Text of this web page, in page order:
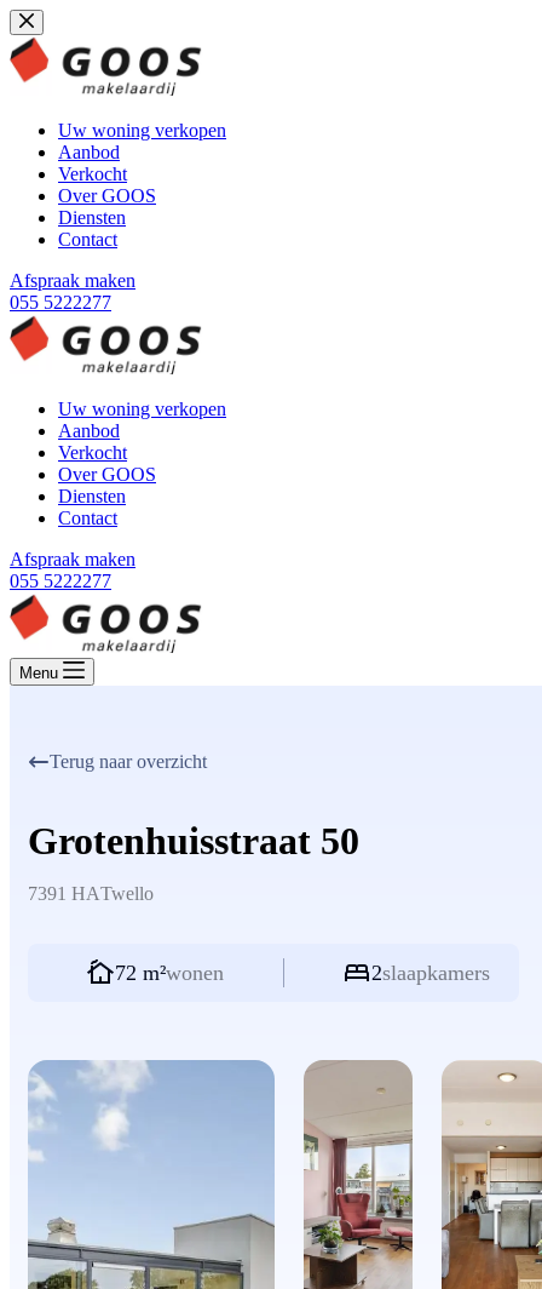
Ga
naar
de
inhoud
Uw woning verkopen
Aanbod
Verkocht
Over GOOS
Diensten
Contact
Afspraak maken
055 5222277
Uw woning verkopen
Aanbod
Verkocht
Over GOOS
Diensten
Contact
Afspraak maken
055 5222277
Menu
Terug naar overzicht
Grotenhuisstraat 50
7391 HATwello
72 m²wonen 2slaapkamers